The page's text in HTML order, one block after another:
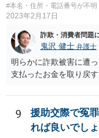
ご意向であれば、早め
ます(もちろん、このま
ら、藪蛇になるリスク
ではあるので、最終的
に依頼することで低額
#本名・住所・電話番号が不明
2023年2月17日
詐欺・消費者問題
鬼沢 健士 弁護士
明らかに詐欺被害に遭
支払ったお金を取り戻
9
援助交際で冤
れば良いでし